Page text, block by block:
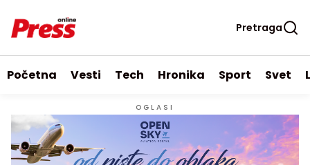
Pretraga
Početna Vesti Tech Hronika Sport Svet
OGLASI